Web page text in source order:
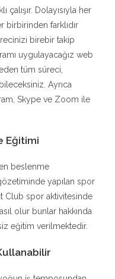
çalışır. Dolayısıyla her
birbirinden farklıdır
birebir takip
uygulayacağız web
tüm süreci,
Ayrıca
Skype ve Zoom ile
Eğitimi
beslenme
yapılan spor
Club spor aktivitesinde
olur bunlar hakkında
eğitim verilmektedir.